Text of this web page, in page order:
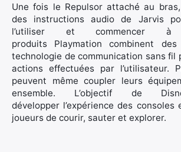
Une fois le Repulsor attaché au bras,
des instructions audio de Jarvis
l’utiliser et commencer
produits Playmation combinent
technologie de communication sans fil
actions effectuées par l’utilisateur.
peuvent même coupler leurs
ensemble. L’objectif de
développer l’expérience des
joueurs de courir, sauter et explorer.